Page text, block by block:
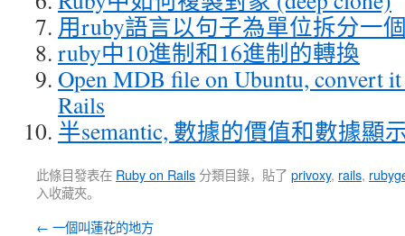
用ruby語言以句子為單位拆分一
ruby中10進制和16進制的轉換
Open MDB file on Ubuntu, convert
Rails
半semantic, 數據的價值和數據顯
此條目發表在 Ruby on Rails 分類目錄，貼了 privoxy, rails,
入收藏夾。
← 一個叫蓮花的地方